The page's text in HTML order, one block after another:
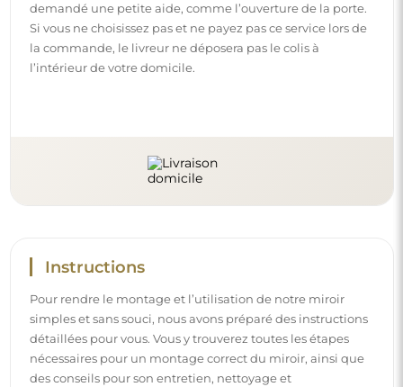
demandé une petite aide, comme l’ouverture de la porte.
Si vous ne choisissez pas et ne payez pas ce service lors de
la commande, le livreur ne déposera pas le colis à
l’intérieur de votre domicile.
Instructions
Pour rendre le montage et l’utilisation de notre miroir
simples et sans souci, nous avons préparé des instructions
détaillées pour vous. Vous y trouverez toutes les étapes
nécessaires pour un montage correct du miroir, ainsi que
des conseils pour son entretien, nettoyage et